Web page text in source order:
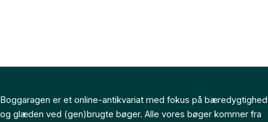
Boggaragen er et online-antikvariat med fokus på bæredygtighed
og glæden ved (gen)brugte bøger. Alle vores bøger kommer fra